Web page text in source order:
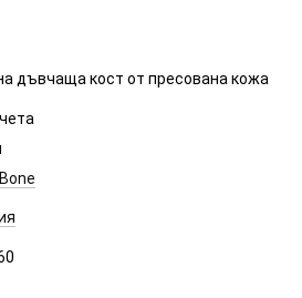
дъвчаща кост от пресована кожа